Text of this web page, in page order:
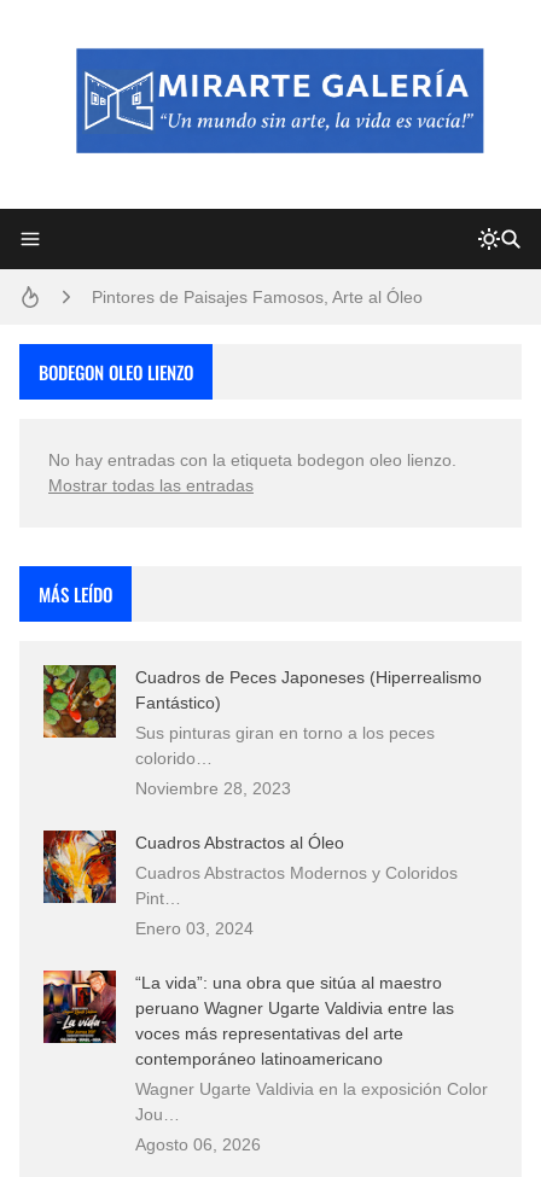
Pintores de Paisajes Famosos, Arte al Óleo
Que significan los cuadros de negras africanas?
El mundo del arte en pintura surrealista
BODEGON OLEO LIENZO
No hay entradas con la etiqueta bodegon oleo lienzo
Mostrar todas las entradas
MÁS LEÍDO
Cuadros de Peces Japoneses (Hiperrealismo
Fantástico)
Sus pinturas giran en torno a los peces
colorido…
Noviembre 28, 2023
Cuadros Abstractos al Óleo
Cuadros Abstractos Modernos y Coloridos
Pint…
Enero 03, 2024
“La vida”: una obra que sitúa al maestro
peruano Wagner Ugarte Valdivia entre las
voces más representativas del arte
contemporáneo latinoamericano
Wagner Ugarte Valdivia en la exposición Color
Jou…
Agosto 06, 2026